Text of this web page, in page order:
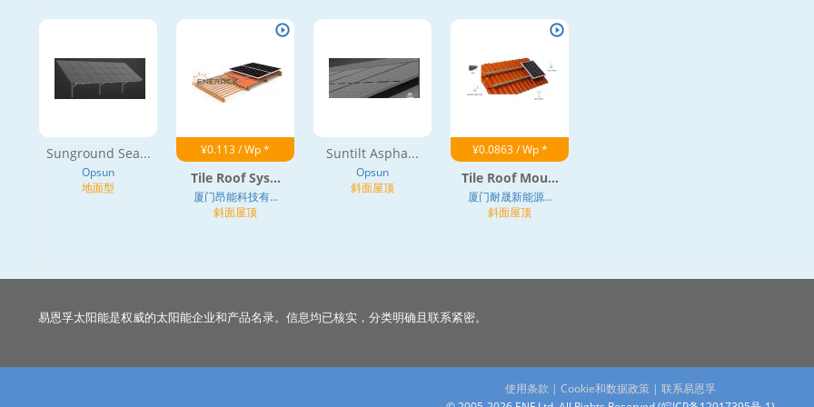
Sunground Sea...
Opsun
地面型
¥0.113 / Wp *
Tile Roof Sys...
厦门昂能科技有...
斜面屋顶
Suntilt Aspha...
Opsun
斜面屋顶
¥0.0863 / Wp *
Tile Roof Mou...
厦门耐晟新能源...
斜面屋顶
易恩孚太阳能是权威的太阳能企业和产品名录。信息均已核实，分类明确且联系紧密。
使用条款 | Cookie和数据政策 | 联系易恩孚